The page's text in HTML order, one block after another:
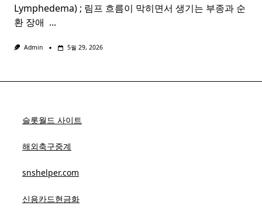
Lymphedema) ; 림프 흐름이 막히면서 생기는 부종과 순
환 장애 ​ ...
Admin 5월 29, 2026
슬롯월드 사이트
해외축구중계
snshelper.com
신용카드현금화